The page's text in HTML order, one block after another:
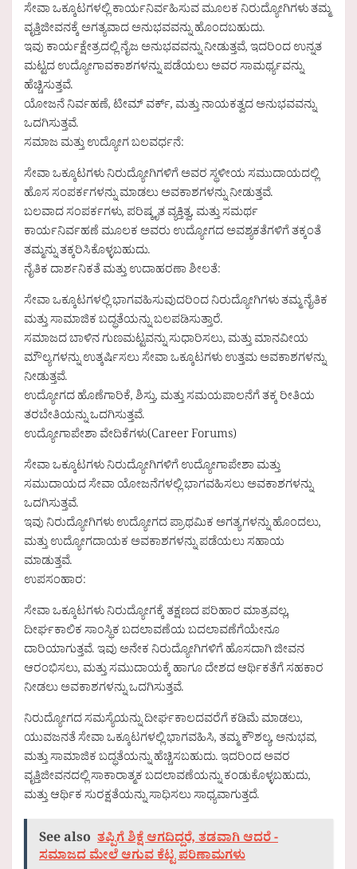
ಸೇವಾ ಒಕ್ಕೂಟಗಳಲ್ಲಿ ಕಾರ್ಯನಿರ್ವಹಿಸುವ ಮೂಲಕ ನಿರುದ್ಯೋಗಿಗಳು ತಮ್ಮ
ವೃತ್ತಿಜೀವನಕ್ಕೆ ಅಗತ್ಯವಾದ ಅನುಭವವನ್ನು ಹೊಂದಬಹುದು.
ಇವು ಕಾರ್ಯಕ್ಷೇತ್ರದಲ್ಲಿ ನೈಜ ಅನುಭವವನ್ನು ನೀಡುತ್ತವೆ, ಇದರಿಂದ ಉನ್ನತ
ಮಟ್ಟದ ಉದ್ಯೋಗಾವಕಾಶಗಳನ್ನು ಪಡೆಯಲು ಅವರ ಸಾಮರ್ಥ್ಯವನ್ನು
ಹೆಚ್ಚಿಸುತ್ತವೆ.
ಯೋಜನೆ ನಿರ್ವಹಣೆ, ಟೀಮ್ ವರ್ಕ್, ಮತ್ತು ನಾಯಕತ್ವದ ಅನುಭವವನ್ನು
ಒದಗಿಸುತ್ತವೆ.
ಸಮಾಜ ಮತ್ತು ಉದ್ಯೋಗ ಬಲವರ್ಧನೆ:
ಸೇವಾ ಒಕ್ಕೂಟಗಳು ನಿರುದ್ಯೋಗಿಗಳಿಗೆ ಅವರ ಸ್ಥಳೀಯ ಸಮುದಾಯದಲ್ಲಿ
ಹೊಸ ಸಂಪರ್ಕಗಳನ್ನು ಮಾಡಲು ಅವಕಾಶಗಳನ್ನು ನೀಡುತ್ತವೆ.
ಬಲವಾದ ಸಂಪರ್ಕಗಳು, ಪರಿಷ್ಕೃತ ವ್ಯಕ್ತಿತ್ವ, ಮತ್ತು ಸಮರ್ಥ
ಕಾರ್ಯನಿರ್ವಹಣೆ ಮೂಲಕ ಅವರು ಉದ್ಯೋಗದ ಅವಶ್ಯಕತೆಗಳಿಗೆ ತಕ್ಕಂತೆ
ತಮ್ಮನ್ನು ತಕ್ಕರಿಸಿಕೊಳ್ಳಬಹುದು.
ನೈತಿಕ ದಾರ್ಶನಿಕತೆ ಮತ್ತು ಉದಾಹರಣಾ ಶೀಲತೆ:
ಸೇವಾ ಒಕ್ಕೂಟಗಳಲ್ಲಿ ಭಾಗವಹಿಸುವುದರಿಂದ ನಿರುದ್ಯೋಗಿಗಳು ತಮ್ಮ ನೈತಿಕ
ಮತ್ತು ಸಾಮಾಜಿಕ ಬದ್ಧತೆಯನ್ನು ಬಲಪಡಿಸುತ್ತಾರೆ.
ಸಮಾಜದ ಬಾಳಿನ ಗುಣಮಟ್ಟವನ್ನು ಸುಧಾರಿಸಲು, ಮತ್ತು ಮಾನವೀಯ
ಮೌಲ್ಯಗಳನ್ನು ಉತ್ಕರ್ಷಿಸಲು ಸೇವಾ ಒಕ್ಕೂಟಗಳು ಉತ್ತಮ ಅವಕಾಶಗಳನ್ನು
ನೀಡುತ್ತವೆ.
ಉದ್ಯೋಗದ ಹೊಣೆಗಾರಿಕೆ, ಶಿಸ್ತು, ಮತ್ತು ಸಮಯಪಾಲನೆಗೆ ತಕ್ಕ ರೀತಿಯ
ತರಬೇತಿಯನ್ನು ಒದಗಿಸುತ್ತವೆ.
ಉದ್ಯೋಗಾಪೇಶಾ ವೇದಿಕೆಗಳು(Career Forums)
ಸೇವಾ ಒಕ್ಕೂಟಗಳು ನಿರುದ್ಯೋಗಿಗಳಿಗೆ ಉದ್ಯೋಗಾಪೇಶಾ ಮತ್ತು
ಸಮುದಾಯದ ಸೇವಾ ಯೋಜನೆಗಳಲ್ಲಿ ಭಾಗವಹಿಸಲು ಅವಕಾಶಗಳನ್ನು
ಒದಗಿಸುತ್ತವೆ.
ಇವು ನಿರುದ್ಯೋಗಿಗಳು ಉದ್ಯೋಗದ ಪ್ರಾಥಮಿಕ ಅಗತ್ಯಗಳನ್ನು ಹೊಂದಲು,
ಮತ್ತು ಉದ್ಯೋಗದಾಯಕ ಅವಕಾಶಗಳನ್ನು ಪಡೆಯಲು ಸಹಾಯ
ಮಾಡುತ್ತವೆ.
ಉಪಸಂಹಾರ:
ಸೇವಾ ಒಕ್ಕೂಟಗಳು ನಿರುದ್ಯೋಗಕ್ಕೆ ತಕ್ಷಣದ ಪರಿಹಾರ ಮಾತ್ರವಲ್ಲ,
ದೀರ್ಘಕಾಲಿಕ ಸಾಂಸ್ಥಿಕ ಬದಲಾವಣೆಯ ಬದಲಾವಣೆಗೆಯೇನೂ
ದಾರಿಯಾಗುತ್ತವೆ. ಇವು ಅನೇಕ ನಿರುದ್ಯೋಗಿಗಳಿಗೆ ಹೊಸದಾಗಿ ಜೀವನ
ಆರಂಭಿಸಲು, ಮತ್ತು ಸಮುದಾಯಕ್ಕೆ ಹಾಗೂ ದೇಶದ ಆರ್ಥಿಕತೆಗೆ ಸಹಕಾರ
ನೀಡಲು ಅವಕಾಶಗಳನ್ನು ಒದಗಿಸುತ್ತವೆ.
ನಿರುದ್ಯೋಗದ ಸಮಸ್ಯೆಯನ್ನು ದೀರ್ಘಕಾಲದವರೆಗೆ ಕಡಿಮೆ ಮಾಡಲು,
ಯುವಜನತೆ ಸೇವಾ ಒಕ್ಕೂಟಗಳಲ್ಲಿ ಭಾಗವಹಿಸಿ, ತಮ್ಮ ಕೌಶಲ್ಯ, ಅನುಭವ,
ಮತ್ತು ಸಾಮಾಜಿಕ ಬದ್ಧತೆಯನ್ನು ಹೆಚ್ಚಿಸಬಹುದು. ಇದರಿಂದ ಅವರ
ವೃತ್ತಿಜೀವನದಲ್ಲಿ ಸಾಕಾರಾತ್ಮಕ ಬದಲಾವಣೆಯನ್ನು ಕಂಡುಕೊಳ್ಳಬಹುದು,
ಮತ್ತು ಆರ್ಥಿಕ ಸುರಕ್ಷತೆಯನ್ನು ಸಾಧಿಸಲು ಸಾಧ್ಯವಾಗುತ್ತದೆ.
See also ತಪ್ಪಿಗೆ ಶಿಕ್ಷೆ ಆಗದಿದ್ದರೆ, ತಡವಾಗಿ ಆದರೆ -
ಸಮಾಜದ ಮೇಲೆ ಆಗುವ ಕೆಟ್ಟ ಪರಿಣಾಮಗಳು